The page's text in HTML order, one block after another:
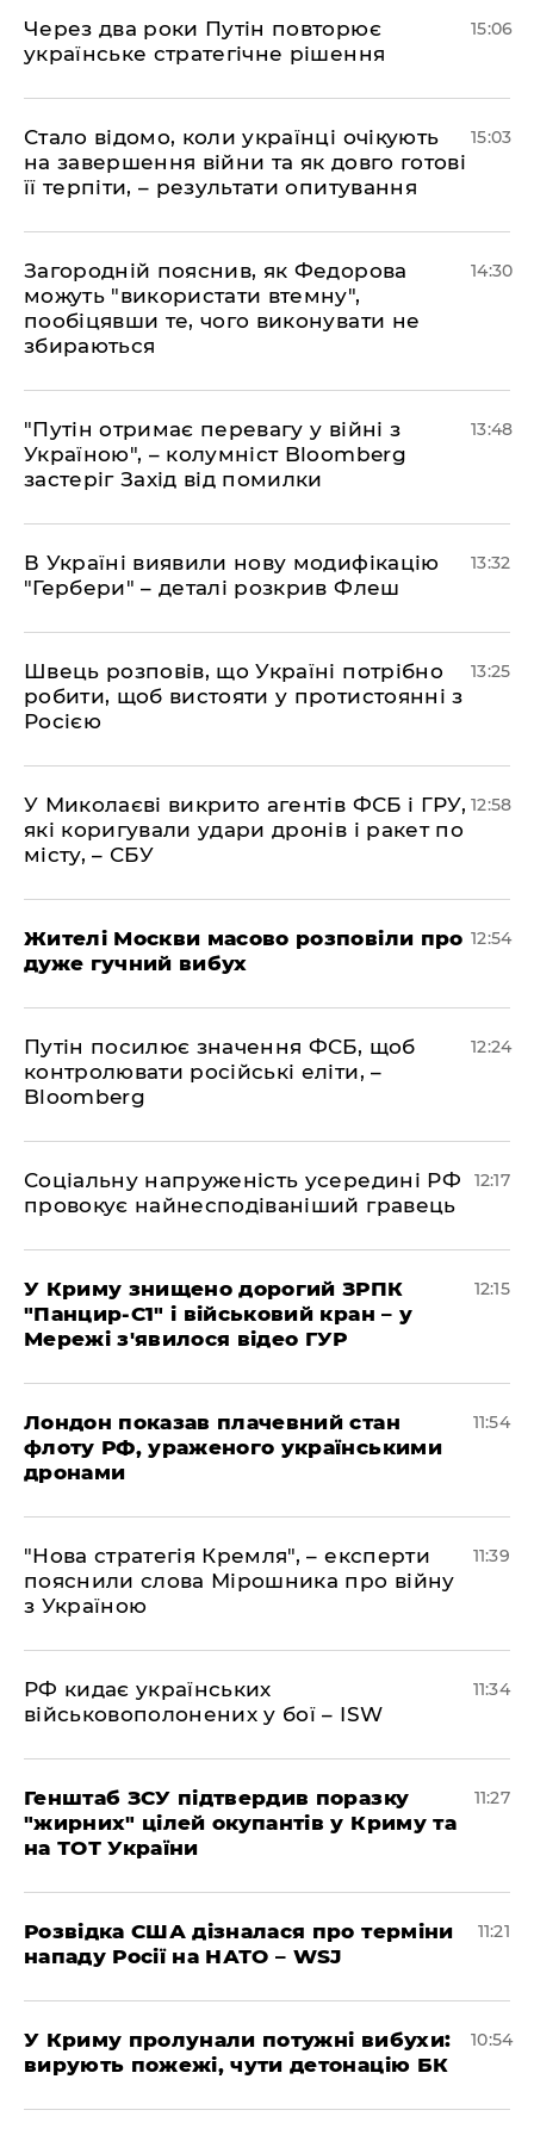
Через два роки Путін повторює
українське стратегічне рішення
15:06
Стало відомо, коли українці очікують
на завершення війни та як довго готові
її терпіти, – результати опитування
15:03
Загородній пояснив, як Федорова
можуть "використати втемну",
пообіцявши те, чого виконувати не
збираються
14:30
"Путін отримає перевагу у війні з
Україною", – колумніст Bloomberg
застеріг Захід від помилки
13:48
В Україні виявили нову модифікацію
"Гербери" – деталі розкрив Флеш
13:32
Швець розповів, що Україні потрібно
робити, щоб вистояти у протистоянні з
Росією
13:25
У Миколаєві викрито агентів ФСБ і ГРУ,
які коригували удари дронів і ракет по
місту, – СБУ
12:58
Жителі Москви масово розповіли про
дуже гучний вибух
12:54
Путін посилює значення ФСБ, щоб
контролювати російські еліти, –
Bloomberg
12:24
Соціальну напруженість усередині РФ
провокує найнесподіваніший гравець
12:17
У Криму знищено дорогий ЗРПК
"Панцир-С1" і військовий кран – у
Мережі з'явилося відео ГУР
12:15
Лондон показав плачевний стан
флоту РФ, ураженого українськими
дронами
11:54
"Нова стратегія Кремля", – експерти
пояснили слова Мірошника про війну
з Україною
11:39
РФ кидає українських
військовополонених у бої – ISW
11:34
Генштаб ЗСУ підтвердив поразку
"жирних" цілей окупантів у Криму та
на ТОТ України
11:27
Розвідка США дізналася про терміни
нападу Росії на НАТО – WSJ
11:21
У Криму пролунали потужні вибухи:
вирують пожежі, чути детонацію БК
10:54